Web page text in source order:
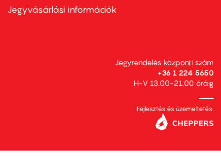
second
Jegyvásárlási információk
Jegyrendelés központi szám
+36 1 224 5650
H-V 13.00-21.00 óráig
Fejlesztés és üzemeltetés: